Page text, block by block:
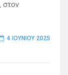
στον
4 ΙΟΥΝΊΟΥ 2025